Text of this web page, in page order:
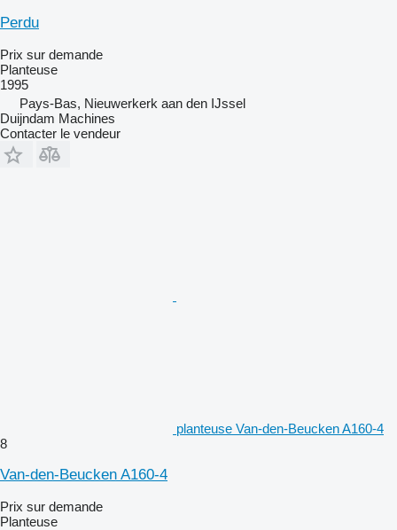
Perdu
Prix sur demande
Planteuse
1995
Pays-Bas, Nieuwerkerk aan den IJssel
Duijndam Machines
Contacter le vendeur
planteuse Van-den-Beucken A160-4
8
Van-den-Beucken A160-4
Prix sur demande
Planteuse